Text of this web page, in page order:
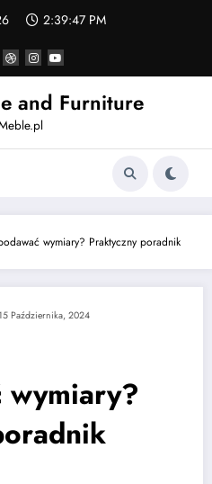
2:39:47 PM
and Furniture
wymiary? Praktyczny poradnik
15 Października, 2024
wymiary?